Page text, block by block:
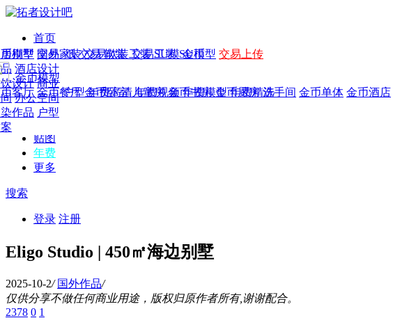
首页
发现
年费 作品 图纸 交易 软装 工装 SU模 金币
年费版块
费图纸 年费户型 年费高清 年费视频 年费模型 年费精选
作品
别墅 国外
酒店设计
设计 商业
办公空间
作品 户型
模型
模型 交易家装 交易软装 交易工装 SU模型 交易上传
金币模型
客厅 金币餐厅 金币卧室 儿童房 金币书房 金币厨房 洗手间 金币单体 金币酒店
CAD
概念
贴图
年费
更多
搜索
登录 注册
Eligo Studio | 450㎡海边别墅
2025-10-2/ 国外作品/
仅供分享不做任何商业用途，版权归原作者所有,谢谢配合。
2378 0 1